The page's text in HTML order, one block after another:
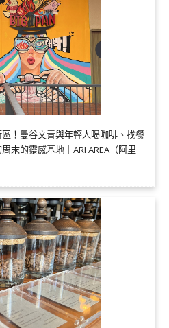
！曼谷文青與年輕人喝咖啡、找餐
末的靈感基地｜ARI AREA（阿里